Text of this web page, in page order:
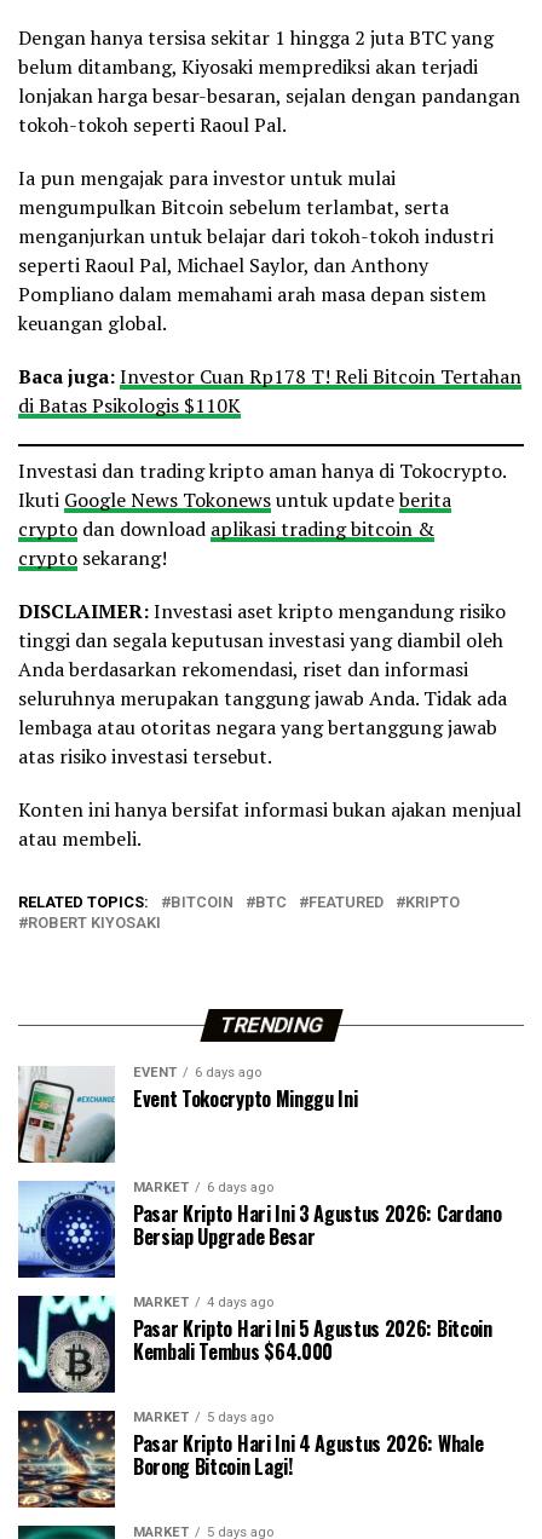
Dengan hanya tersisa sekitar 1 hingga 2 juta BTC yang
belum ditambang, Kiyosaki memprediksi akan terjadi
lonjakan harga besar-besaran, sejalan dengan pandangan
tokoh-tokoh seperti Raoul Pal.
Ia pun mengajak para investor untuk mulai
mengumpulkan Bitcoin sebelum terlambat, serta
menganjurkan untuk belajar dari tokoh-tokoh industri
seperti Raoul Pal, Michael Saylor, dan Anthony
Pompliano dalam memahami arah masa depan sistem
keuangan global.
Baca juga:Investor Cuan Rp178 T! Reli Bitcoin Tertahan
di Batas Psikologis $110K
Investasi dan trading kripto aman hanya di Tokocrypto.
Ikuti Google News Tokonewsuntuk updateberita
crypto dan download aplikasi trading bitcoin &
crypto sekarang!
DISCLAIMER:Investasi aset kripto mengandung risiko
tinggi dan segala keputusan investasi yang diambil oleh
Anda berdasarkan rekomendasi, riset dan informasi
seluruhnya merupakan tanggung jawab Anda. Tidak ada
lembaga atau otoritas negara yang bertanggung jawab
atas risiko investasi tersebut.
Konten ini hanya bersifat informasi bukan ajakan menjual
atau membeli.
RELATED TOPICS: BITCOIN BTC FEATURED
KRIPTO
ROBERT KIYOSAKI
TRENDING
EVENT 6 days ago
Event Tokocrypto Minggu Ini
MARKET 6 days ago
Pasar Kripto Hari Ini 3 Agustus 2026: Cardano
Bersiap Upgrade Besar
MARKET 4 days ago
Pasar Kripto Hari Ini 5 Agustus 2026: Bitcoin
Kembali Tembus $64.000
MARKET 5 days ago
Pasar Kripto Hari Ini 4 Agustus 2026: Whale
Borong Bitcoin Lagi!
MARKET 5 days ago